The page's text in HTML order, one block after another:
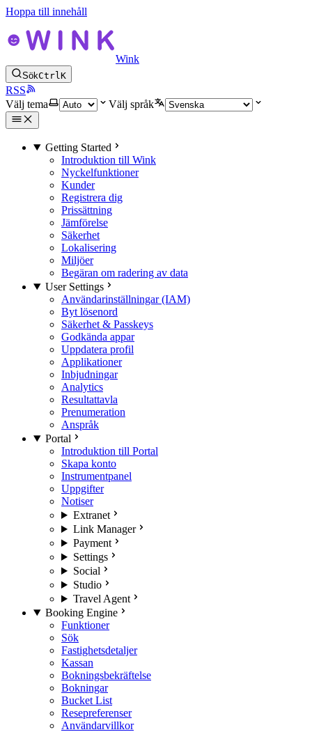
Hoppa till innehåll
Wink
SökCtrlK
RSS
Välj tema
Välj språk
Getting Started
Introduktion till Wink
Nyckelfunktioner
Kunder
Registrera dig
Prissättning
Jämförelse
Säkerhet
Lokalisering
Miljöer
Begäran om radering av data
User Settings
Användarinställningar (IAM)
Byt lösenord
Säkerhet & Passkeys
Godkända appar
Uppdatera profil
Applikationer
Inbjudningar
Analytics
Resultattavla
Prenumeration
Anspråk
Portal
Introduktion till Portal
Skapa konto
Instrumentpanel
Uppgifter
Notiser
Extranet
Link Manager
Payment
Settings
Social
Studio
Travel Agent
Booking Engine
Funktioner
Sök
Fastighetsdetaljer
Kassan
Bokningsbekräftelse
Bokningar
Bucket List
Resepreferenser
Användarvillkor